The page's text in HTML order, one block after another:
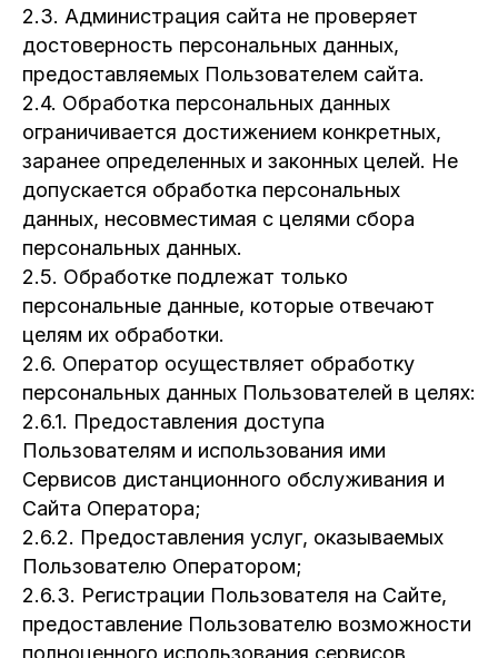
2.3. Администрация сайта не проверяет
достоверность персональных данных,
предоставляемых Пользователем сайта.
2.4. Обработка персональных данных
ограничивается достижением конкретных,
заранее определенных и законных целей. Не
допускается обработка персональных
данных, несовместимая с целями сбора
персональных данных.
2.5. Обработке подлежат только
персональные данные, которые отвечают
целям их обработки.
2.6. Оператор осуществляет обработку
персональных данных Пользователей в целях:
2.6.1. Предоставления доступа
Пользователям и использования ими
Сервисов дистанционного обслуживания и
Сайта Оператора;
2.6.2. Предоставления услуг, оказываемых
Пользователю Оператором;
2.6.3. Регистрации Пользователя на Сайте,
предоставление Пользователю возможности
полноценного использования сервисов